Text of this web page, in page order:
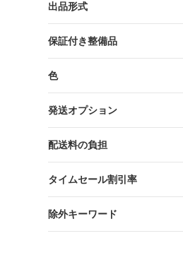
出品形式
保証付き整備品
色
発送オプション
配送料の負担
タイムセール割引率
除外キーワード